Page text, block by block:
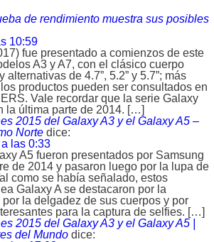
de rendimiento muestra sus posibles
10:59
fue presentado a comienzos de este
A3 y A7, con el clásico cuerpo
alternativas de 4.7”, 5.2” y 5.7”; más
productos pueden ser consultados en
Vale recordar que la serie Galaxy
la última parte de 2014. […]
2015 del Galaxy A3 y el Galaxy A5 –
Norte dice:
las 0:33
A5 fueron presentados por Samsung
de 2014 y pasaron luego por la lupa de
como se había señalado, estos
Galaxy A se destacaron por la
la delgadez de sus cuerpos y por
para la captura de selfies. […]
2015 del Galaxy A3 y el Galaxy A5 |
del Mundo dice: